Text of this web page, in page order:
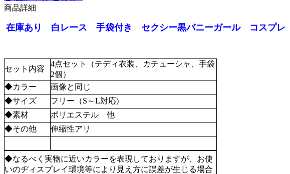
商品詳細
在庫あり 白レース 手袋付き セクシー黒バニーガール コスプレ
セット内容
4点セット（テディ衣装、カチューシャ、手袋
2個）
◆カラー
画像と同じ
◆サイズ
フリー（S～L対応)
◆素材
ポリエステル 他
◆その他
伸縮性アリ
◆なるべく実物に近いカラーを表現しておりますが、お使
いのヂィスプレイ環境等により見え方に誤差が生じる場合